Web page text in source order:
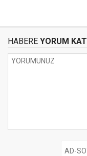
HABERE YORUM KAT